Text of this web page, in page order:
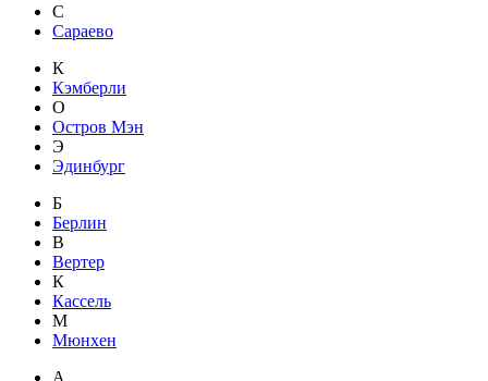
С
Сараево
К
Кэмберли
О
Остров Мэн
Э
Эдинбург
Б
Берлин
В
Вертер
К
Кассель
М
Мюнхен
А